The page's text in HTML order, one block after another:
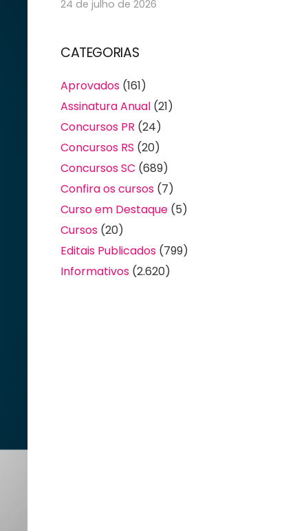
24 de julho de 2026
CATEGORIAS
Aprovados (161)
Assinatura Anual (21)
Concursos PR (24)
Concursos RS (20)
Concursos SC (689)
Confira os cursos (7)
Curso em Destaque (5)
Cursos (20)
Editais Publicados (799)
Informativos (2.620)